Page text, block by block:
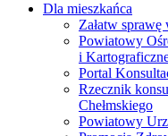
Dla mieszkańca
Załatw sprawę
Powiatowy
i
Portal
Rzecznik
Chełmskiego
Powiatowy